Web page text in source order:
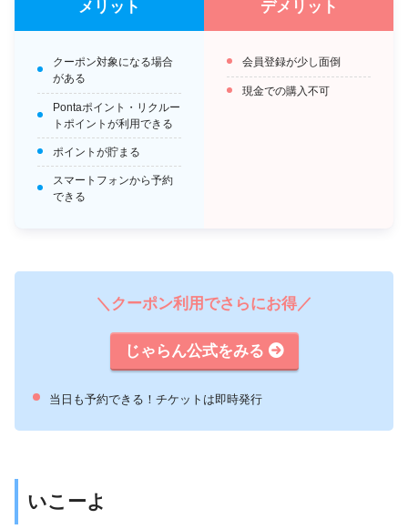
メリット
クーポン対象になる場合
がある
Pontaポイント・リクルー
トポイントが利用できる
ポイントが貯まる
スマートフォンから予約
できる
デメリット
会員登録が少し面倒
現金での購入不可
＼クーポン利用でさらにお得／
じゃらん公式をみる
当日も予約できる！チケットは即時発行
いこーよ